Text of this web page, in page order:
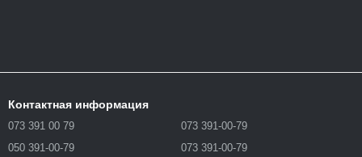
Контактная информация
073 391 00 79
050 391-00-79
073 391-00-79
073 391-00-79